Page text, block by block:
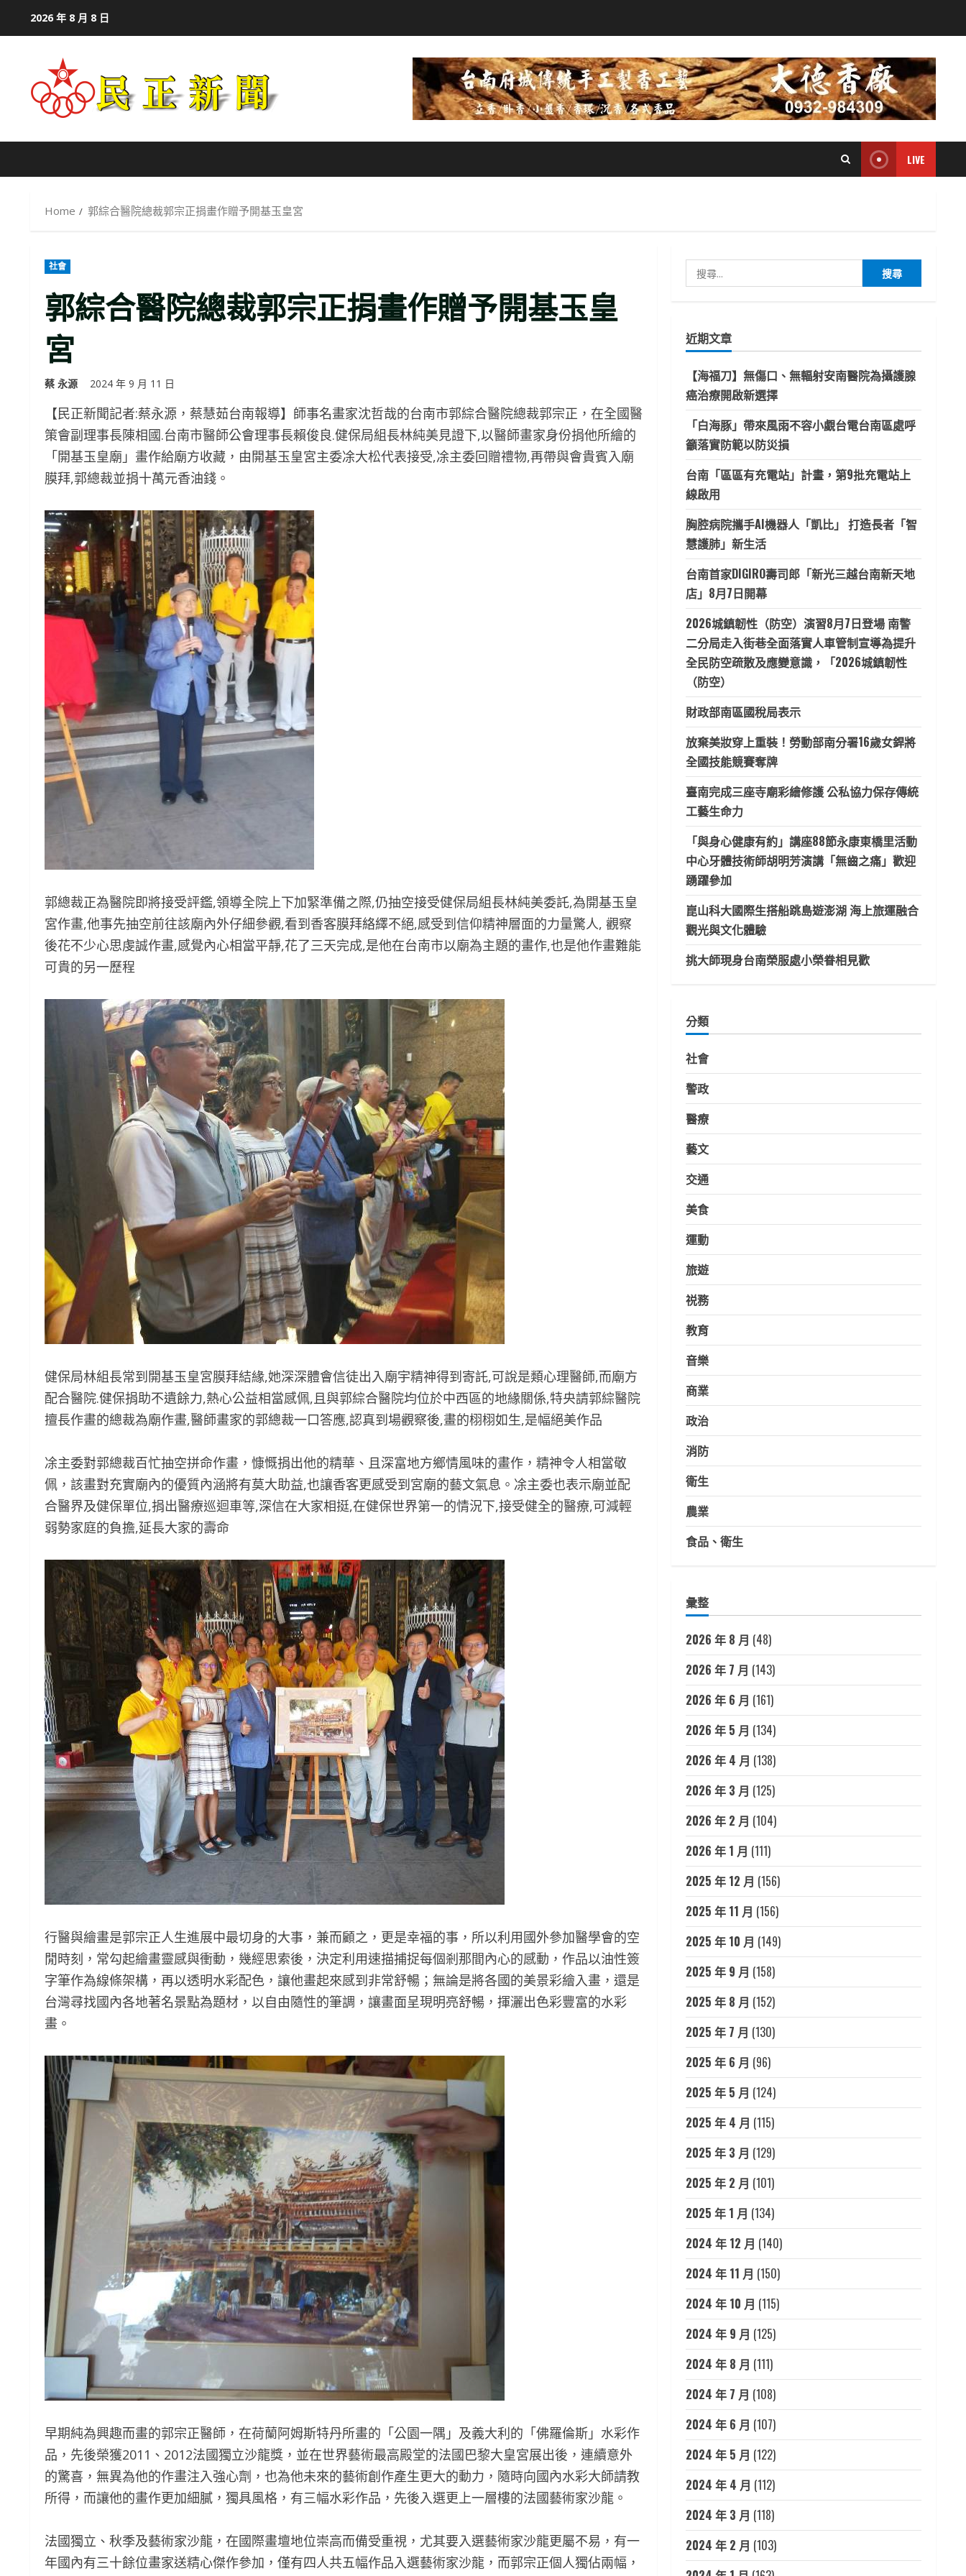
2026 年 8 月 8 日
LIVE
Home 郭綜合醫院總裁郭宗正捐畫作贈予開基玉皇宮
社會
郭綜合醫院總裁郭宗正捐畫作贈予開基玉皇
宮
蔡 永源 2024 年 9 月 11 日
【民正新聞記者:蔡永源，蔡慧茹台南報導】師事名畫家沈哲哉的台南市郭綜合醫院總裁郭宗正，在全國醫
策會副理事長陳相國.台南市醫師公會理事長賴俊良.健保局組長林純美見證下,以醫師畫家身份捐他所繪的
「開基玉皇廟」畫作給廟方收藏，由開基玉皇宮主委凃大松代表接受,凃主委回贈禮物,再帶與會貴賓入廟
膜拜,郭總裁並捐十萬元香油錢。
郭總裁正為醫院即將接受評鑑,領導全院上下加緊準備之際,仍抽空接受健保局組長林純美委託,為開基玉皇
宮作畫,他事先抽空前往該廟內外仔細參觀,看到香客膜拜絡繹不絕,感受到信仰精神層面的力量驚人, 觀察
後花不少心思虔誠作畫,感覺內心相當平靜,花了三天完成,是他在台南市以廟為主題的畫作,也是他作畫難能
可貴的另一歷程
健保局林組長常到開基玉皇宮膜拜結緣,她深深體會信徒出入廟宇精神得到寄託,可說是類心理醫師,而廟方
配合醫院.健保捐助不遺餘力,熱心公益相當感佩,且與郭綜合醫院均位於中西區的地緣關係,特央請郭綜醫院
擅長作畫的總裁為廟作畫,醫師畫家的郭總裁一口答應,認真到場觀察後,畫的栩栩如生,是幅絕美作品
凃主委對郭總裁百忙抽空拼命作畫，慷慨捐出他的精華、且深富地方鄉情風味的畫作，精神令人相當敬
佩，該畫對充實廟內的優質內涵將有莫大助益,也讓香客更感受到宮廟的藝文氣息。凃主委也表示廟並配
合醫界及健保單位,捐出醫療巡迴車等,深信在大家相挺,在健保世界第一的情況下,接受健全的醫療,可減輕
弱勢家庭的負擔,延長大家的壽命
行醫與繪畫是郭宗正人生進展中最切身的大事，兼而顧之，更是幸福的事，所以利用國外參加醫學會的空
閒時刻，常勾起繪畫靈感與衝動，幾經思索後，決定利用速描捕捉每個剎那間內心的感動，作品以油性簽
字筆作為線條架構，再以透明水彩配色，讓他畫起來感到非常舒暢；無論是將各國的美景彩繪入畫，還是
台灣尋找國內各地著名景點為題材，以自由隨性的筆調，讓畫面呈現明亮舒暢，揮灑出色彩豐富的水彩
畫。
早期純為興趣而畫的郭宗正醫師，在荷蘭阿姆斯特丹所畫的「公園一隅」及義大利的「佛羅倫斯」水彩作
品，先後榮獲2011、2012法國獨立沙龍獎，並在世界藝術最高殿堂的法國巴黎大皇宮展出後，連續意外
的驚喜，無異為他的作畫注入強心劑，也為他未來的藝術創作產生更大的動力，隨時向國內水彩大師請教
所得，而讓他的畫作更加細膩，獨具風格，有三幅水彩作品，先後入選更上一層樓的法國藝術家沙龍。
法國獨立、秋季及藝術家沙龍，在國際畫壇地位崇高而備受重視，尤其要入選藝術家沙龍更屬不易，有一
年國內有三十餘位畫家送精心傑作參加，僅有四人共五幅作品入選藝術家沙龍，而郭宗正個人獨佔兩幅，
尋
字:
近期文章
【海福刀】無傷口、無輻射安南醫院為攝護腺
癌治療開啟新選擇
「白海豚」帶來風雨不容小覷台電台南區處呼
籲落實防範以防災損
台南「區區有充電站」計畫，第9批充電站上
線啟用
胸腔病院攜手AI機器人「凱比」 打造長者「智
慧護肺」新生活
台南首家DIGIRO壽司郎「新光三越台南新天地
店」8月7日開幕
2026城鎮韌性（防空）演習8月7日登場 南警
二分局走入街巷全面落實人車管制宣導為提升
全民防空疏散及應變意識，「2026城鎮韌性
（防空）
財政部南區國稅局表示
放棄美妝穿上重裝！勞動部南分署16歲女銲將
全國技能競賽奪牌
臺南完成三座寺廟彩繪修護 公私協力保存傳統
工藝生命力
「與身心健康有約」講座88節永康東橋里活動
中心牙體技術師胡明芳演講「無齒之痛」歡迎
踴躍參加
崑山科大國際生搭船跳島遊澎湖 海上旅運融合
觀光與文化體驗
挑大師現身台南榮服處小榮眷相見歡
分類
社會
警政
醫療
藝文
交通
美食
運動
旅遊
祱務
教育
音樂
商業
政治
消防
衛生
農業
食品、衛生
彙整
2026 年 8 月 (48)
2026 年 7 月 (143)
2026 年 6 月 (161)
2026 年 5 月 (134)
2026 年 4 月 (138)
2026 年 3 月 (125)
2026 年 2 月 (104)
2026 年 1 月 (111)
2025 年 12 月 (156)
2025 年 11 月 (156)
2025 年 10 月 (149)
2025 年 9 月 (158)
2025 年 8 月 (152)
2025 年 7 月 (130)
2025 年 6 月 (96)
2025 年 5 月 (124)
2025 年 4 月 (115)
2025 年 3 月 (129)
2025 年 2 月 (101)
2025 年 1 月 (134)
2024 年 12 月 (140)
2024 年 11 月 (150)
2024 年 10 月 (115)
2024 年 9 月 (125)
2024 年 8 月 (111)
2024 年 7 月 (108)
2024 年 6 月 (107)
2024 年 5 月 (122)
2024 年 4 月 (112)
2024 年 3 月 (118)
2024 年 2 月 (103)